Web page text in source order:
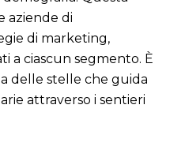
aziende di
di marketing,
a ciascun segmento. È
delle stelle che guida
attraverso i sentieri